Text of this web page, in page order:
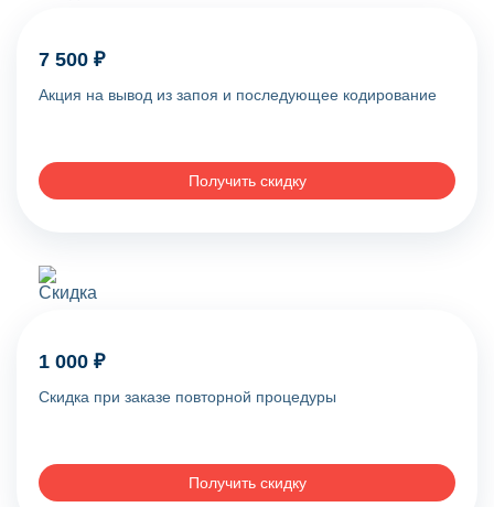
7 500 ₽
Акция на вывод из запоя и последующее кодирование
Получить скидку
1 000 ₽
Скидка при заказе повторной процедуры
Получить скидку